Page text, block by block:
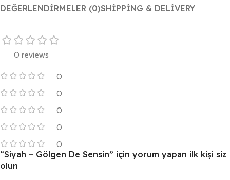
DEĞERLENDIRMELER (0)SHIPPING & DELIVERY
0 reviews
0
0
0
0
0
“Siyah – Gölgen De Sensin” için yorum yapan ilk kişi siz
olun